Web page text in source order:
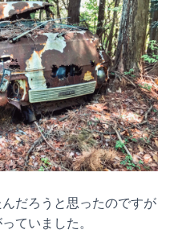
だろうと思ったのですが
ていました。